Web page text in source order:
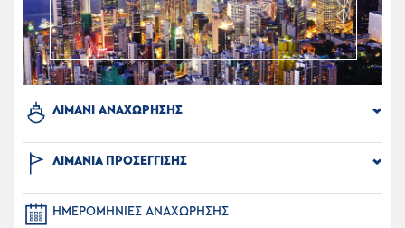
ΛΙΜΑΝΙ ΑΝΑΧΩΡΗΣΗΣ
ΛΙΜΑΝΙΑ ΠΡΟΣΕΓΓΙΣΗΣ
ΗΜΕΡΟΜΗΝΙΕΣ ΑΝΑΧΩΡΗΣΗΣ